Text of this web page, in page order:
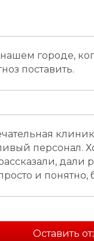
городе,
поставить.
персонал.
дали
и понятно,
Оставить